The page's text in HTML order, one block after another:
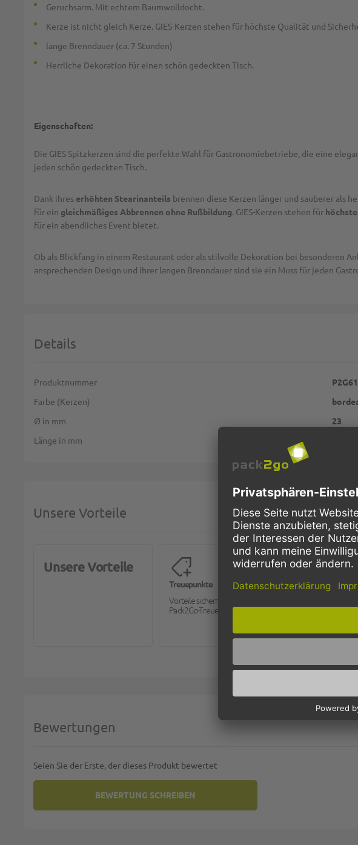
Geruchsarm. Mit echtem Baumwolldocht.
Kerze ist nicht gleich Kerze. GIES-Kerzen stehen für höchste Qualität und
lange Brenndauer (ca. 7 Stunden)
Herrliche Dekoration für einen schön gedeckten Tisch.
Eigenschaften:
Die GIES Spitzkerzen sind die perfekte Wahl für Gastronomiebetriebe, die eine
jeden schön gedeckten Tisch.
Dank ihres erhöhten Stearinanteils brennen diese Kerzen länger und sauberer als
für ein gleichmäßiges Abbrennen ohne Rußbildung. GIES-Kerzen stehen für
für ein abendliches Event bietet.
Ob als Blickfang in einem Restaurant oder als stilvolle Dekoration bei besonderen
ansprechenden Design und ihrer langen Brenndauer sind sie ein Muss für jeden
Details
Weitere Informationen
Produktnummer
Farbe (Kerzen)
Ø in mm
23
Länge in mm
Unsere Vorteile
Unsere Vorteile
Treuepunkte
Vorteile sichern mit dem
Pack2Go-Treueprogramm.
Schnelle Lieferung
werden in der
selben Tag
Bewertungen
Seien Sie der Erste, der dieses Produkt bewertet
BEWERTUNG SCHREIBEN